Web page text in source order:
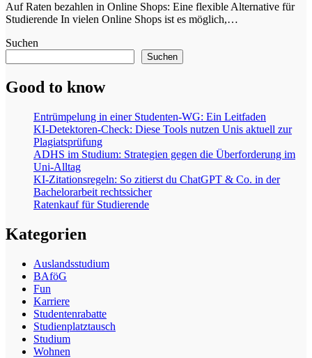
Auf Raten bezahlen in Online Shops: Eine flexible Alternative für
Studierende In vielen Online Shops ist es möglich,…
Suchen
Suchen
Good to know
Entrümpelung in einer Studenten-WG: Ein Leitfaden
KI-Detektoren-Check: Diese Tools nutzen Unis aktuell zur
Plagiatsprüfung
ADHS im Studium: Strategien gegen die Überforderung im
Uni-Alltag
KI-Zitationsregeln: So zitierst du ChatGPT & Co. in der
Bachelorarbeit rechtssicher
Ratenkauf für Studierende
Kategorien
Auslandsstudium
BAföG
Fun
Karriere
Studentenrabatte
Studienplatztausch
Studium
Wohnen